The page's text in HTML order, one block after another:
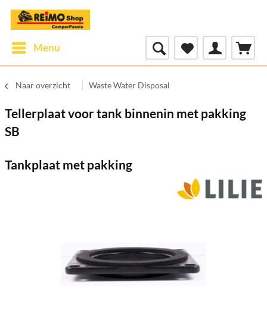
Menu
Naar overzicht Waste Water Disposal
Tellerplaat voor tank binnenin met pakking
SB
Tankplaat met pakking